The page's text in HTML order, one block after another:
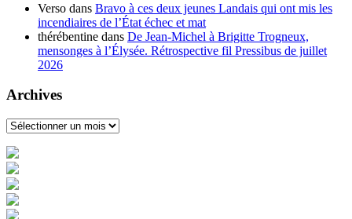
Verso dans Bravo à ces deux jeunes Landais qui ont mis les
incendiaires de l’État échec et mat
thérébentine dans De Jean-Michel à Brigitte Trogneux,
mensonges à l’Élysée. Rétrospective fil Pressibus de juillet
2026
Archives
Archives